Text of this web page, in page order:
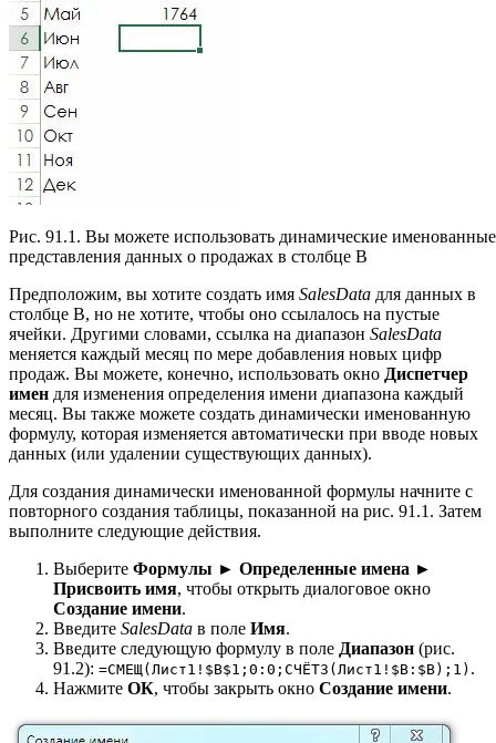
Рис. 91.1. Вы можете использовать динамические
представления данных о продажах в столбце В
Предположим, вы хотите создать имя SalesData для данных в
столбце В, но не хотите, чтобы оно ссылалось на пустые
ячейки. Другими словами, ссылка на диапазон SalesData
меняется каждый месяц по мере добавления новых цифр
продаж. Вы можете, конечно, использовать окно Диспетчер
имен для изменения определения имени диапазона каждый
месяц. Вы также можете создать динамически именованную
формулу, которая изменяется автоматически при вводе новых
данных (или удалении существующих данных).
Для создания динамически именованной формулы начните с
повторного создания таблицы, показанной на рис. 91.1. Затем
выполните следующие действия.
Выберите Формулы ► Определенные имена ►
Присвоить имя, чтобы открыть диалоговое окно
Создание имени.
Введите SalesData в поле Имя.
Введите следующую формулу в поле Диапазон (рис.
91.2): =СМЕЩ(Лист1!$В$1;0:0;СЧЁТЗ(Лист1!$В:$В);1) .
Нажмите ОК, чтобы закрыть окно Создание имени.